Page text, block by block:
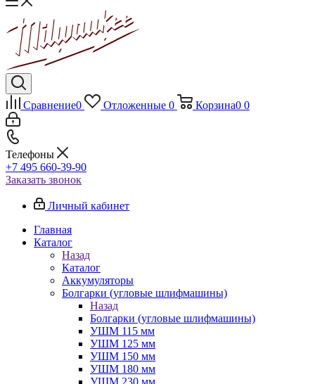
Сравнение0 Отложенные 0 Корзина0 0
Телефоны
+7 495 660-39-90
Заказать звонок
Личный кабинет
Главная
Каталог
Назад
Каталог
Аккумуляторы
Болгарки (угловые шлифмашины)
Назад
Болгарки (угловые шлифмашины)
УШМ 115 мм
УШМ 125 мм
УШМ 150 мм
УШМ 180 мм
УШМ 230 мм